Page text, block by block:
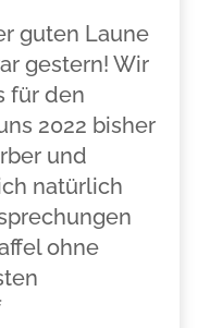
guten Laune
gestern! Wir
für den
2022 bisher
und
natürlich
ohne